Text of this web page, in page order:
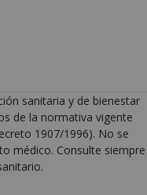
sanitaria y de bienestar
de la normativa vigente
1907/1996). No se
médico. Consulte siempre